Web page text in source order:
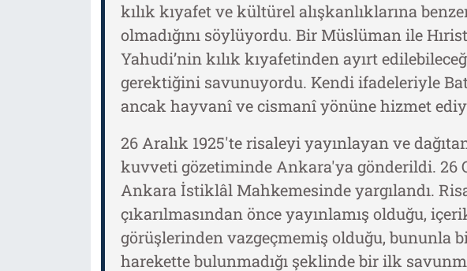
kılık kıyafet ve kültürel alışkanlıklarına
olmadığını söylüyordu. Bir Müslüman ile
Yahudi’nin kılık kıyafetinden ayırt
gerektiğini savunuyordu. Kendi ifadeleriyle
ancak hayvanî ve cismanî yönüne hizmet
26 Aralık 1925'te risaleyi yayınlayan ve
kuvveti gözetiminde Ankara'ya gönderildi. 26
Ankara İstiklâl Mahkemesinde yargılandı.
çıkarılmasından önce yayınlamış olduğu,
görüşlerinden vazgeçmemiş olduğu, bununla
harekette bulunmadığı şeklinde bir ilk